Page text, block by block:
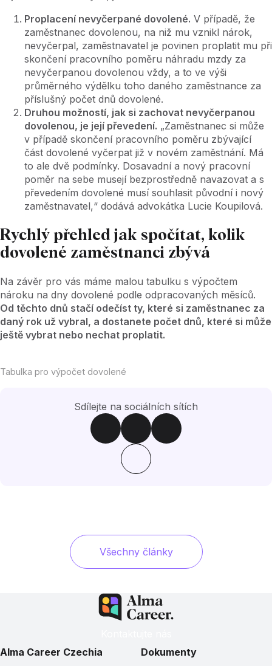
Proplacení nevyčerpané dovolené. V případě, že
zaměstnanec dovolenou, na niž mu vznikl nárok,
nevyčerpal, zaměstnavatel je povinen proplatit mu při
skončení pracovního poměru náhradu mzdy za
nevyčerpanou dovolenou vždy, a to ve výši
průměrného výdělku toho daného zaměstnance za
příslušný počet dnů dovolené.
Druhou možností, jak si zachovat nevyčerpanou
dovolenou, je její převedení. „Zaměstnanec si může
v případě skončení pracovního poměru zbývající
část dovolené vyčerpat již v novém zaměstnání. Má
to ale dvě podmínky. Dosavadní a nový pracovní
poměr na sebe musejí bezprostředně navazovat a s
převedením dovolené musí souhlasit původní i nový
zaměstnavatel,“ dodává advokátka Lucie Koupilová.
Rychlý přehled jak spočítat, kolik
dovolené zaměstnanci zbývá
Na závěr pro vás máme malou tabulku s výpočtem
nároku na dny dovolené podle odpracovaných měsíců.
Od těchto dnů stačí odečíst ty, které si zaměstnanec za
daný rok už vybral, a dostanete počet dnů, které si může
ještě vybrat nebo nechat proplatit.
Tabulka pro výpočet dovolené
Sdílejte na sociálních sítích
Všechny články
Alma Career Czechia
Dokumenty